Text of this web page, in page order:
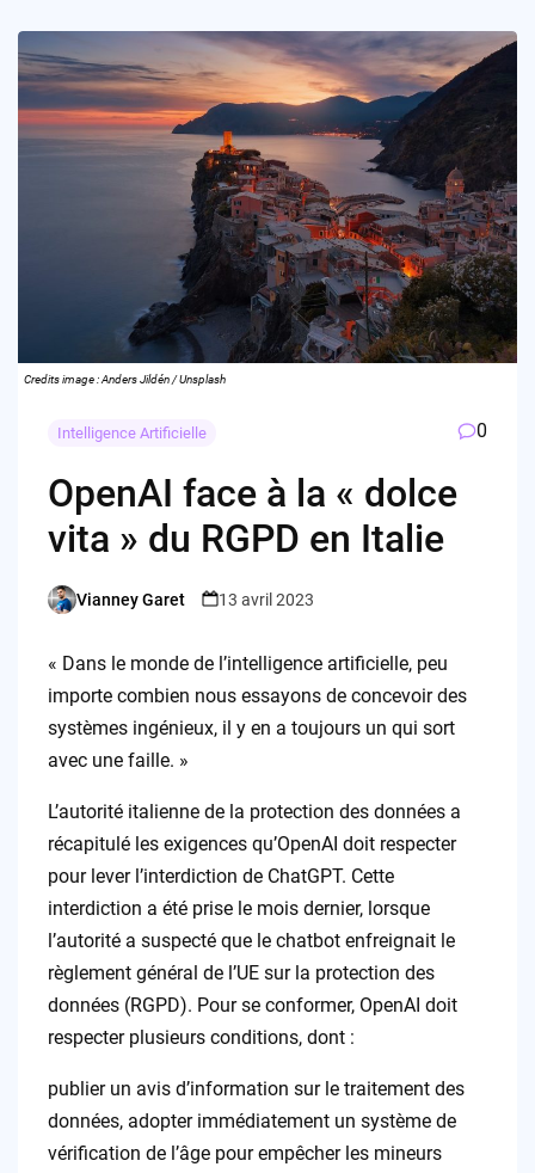
Credits image : Anders Jildén / Unsplash
Intelligence Artificielle 0
OpenAI face à la « dolce
vita » du RGPD en Italie
Posted
Vianney Garet 13 avril 2023
« Dans le monde de l’intelligence artificielle, peu
importe combien nous essayons de concevoir des
systèmes ingénieux, il y en a toujours un qui sort
avec une faille. »
L’autorité italienne de la protection des données a
récapitulé les exigences qu’OpenAI doit respecter
pour lever l’interdiction de ChatGPT. Cette
interdiction a été prise le mois dernier, lorsque
l’autorité a suspecté que le chatbot enfreignait le
règlement général de l’UE sur la protection des
données (RGPD). Pour se conformer, OpenAI doit
respecter plusieurs conditions, dont :
publier un avis d’information sur le traitement des
données, adopter immédiatement un système de
vérification de l’âge pour empêcher les mineurs